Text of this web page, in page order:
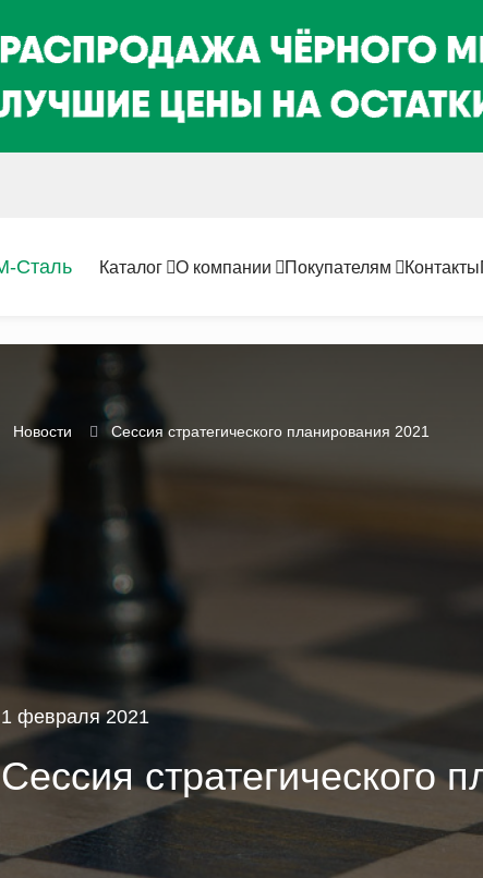
Каталог О компании Покупателям Контакты
Новости Сессия стратегического планирования 2021
1 февраля 2021
Сессия стратегического